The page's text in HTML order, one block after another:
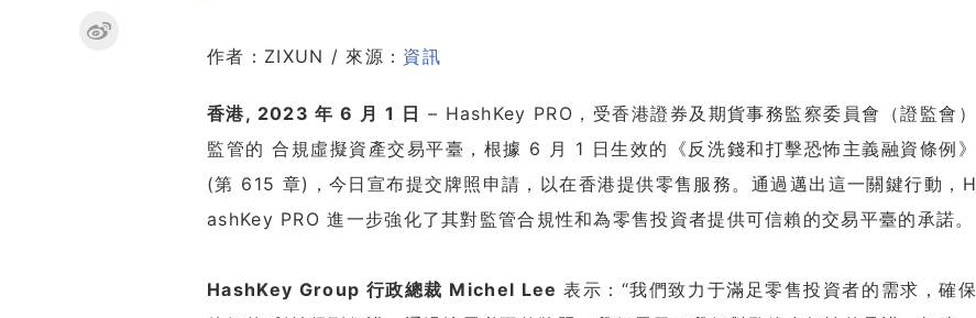
作者：ZIXUN / 來源： 資訊
香港, 2023 年 6 月 1 日 – HashKey PRO，受香港證券及期貨事務監察委員會（證監會）
監管的 合規虛擬資產交易平臺，根據 6 月 1 日生效的《反洗錢和打擊恐怖主義融資條例》
(第 615 章)，今日宣布提交牌照申請，以在香港提供零售服務。通過邁出這一關鍵行動，H
ashKey PRO 進一步強化了其對監管合規性和為零售投資者提供可信賴的交易平臺的承諾。
HashKey Group 行政總裁 Michel Lee表示：“我們致力于滿足零售投資者的需求，確保